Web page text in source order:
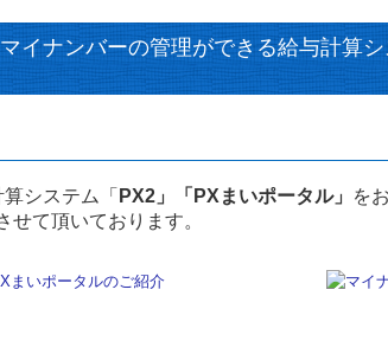
ナンバーの管理ができる給与計算
システム「 PX2」「PXまいポータル」
を
せて頂いております。